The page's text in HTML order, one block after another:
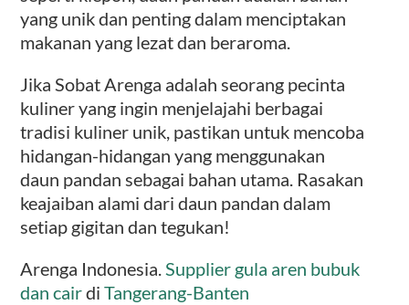
yang unik dan penting dalam menciptakan
makanan yang lezat dan beraroma.
Jika Sobat Arenga adalah seorang pecinta
kuliner yang ingin menjelajahi berbagai
tradisi kuliner unik, pastikan untuk mencoba
hidangan-hidangan yang menggunakan
daun pandan sebagai bahan utama. Rasakan
keajaiban alami dari daun pandan dalam
setiap gigitan dan tegukan!
Arenga Indonesia.Supplier gula aren bubuk
dan cairdiTangerang-Banten